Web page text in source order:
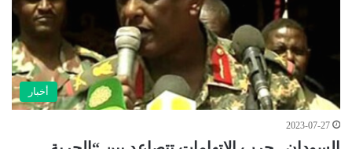
أخبار
2023-07-27